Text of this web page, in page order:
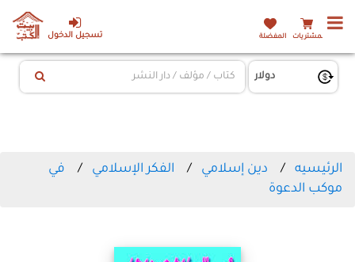
تسجيل الدخول المشتريات المفضلة
الرئيسيه دين إسلامي الفكر الإسلامي
في
موكب الدعوة